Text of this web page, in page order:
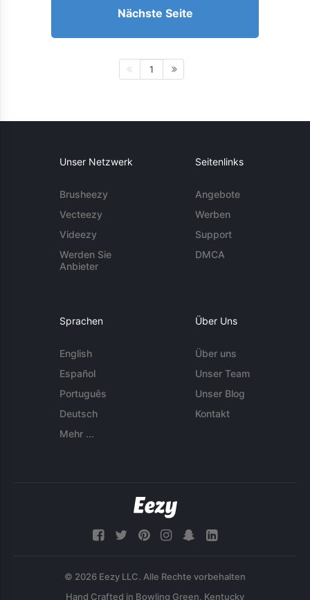
Nächste Seite
1
Unser Netzwerk
Brusheezy
Vecteezy
Videezy
Werden Sie
Anbieter
Seitenlinks
Angebote
Werben
Support
DMCA
Sprachen
English
Español
Português
Deutsch
Mehr ...
Über Uns
Über uns
Unser Team
Unser Blog
Kontakt
© 2026 Eezy LLC. Alle Rechte vorbehalten